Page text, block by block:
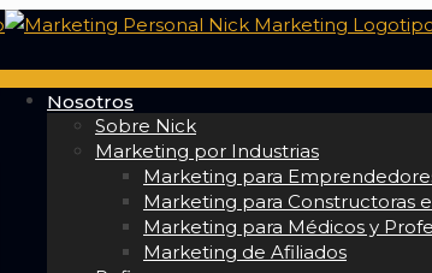
Nosotros
Sobre Nick
Marketing por Industrias
Marketing para
Marketing para Constructoras
Marketing para Médicos y
Marketing de Afiliados